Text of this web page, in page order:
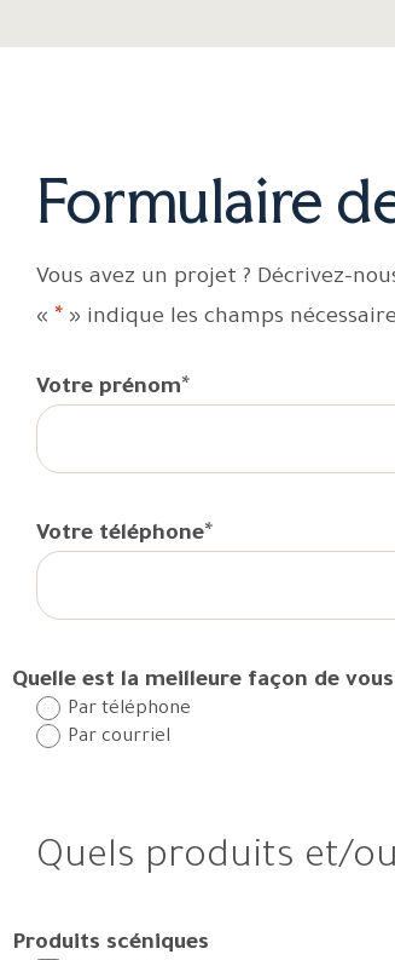
Formulaire
Vous avez un projet ? Décrivez-
« * » indique les champs
Votre prénom*
Votre téléphone*
Quelle est la meilleure façon de
Par téléphone
Par courriel
Quels produits et/
Produits scéniques